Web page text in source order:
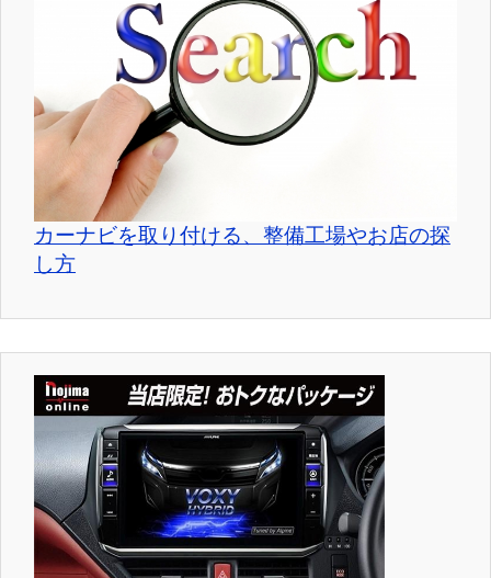
カーナビを取り付ける、整備工場やお店の探
し方